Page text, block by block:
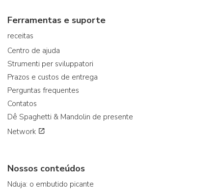
Ferramentas e suporte
receitas
Centro de ajuda
Strumenti per sviluppatori
Prazos e custos de entrega
Perguntas frequentes
Contatos
Dê Spaghetti & Mandolin de presente
Network
Nossos conteúdos
Nduja: o embutido picante